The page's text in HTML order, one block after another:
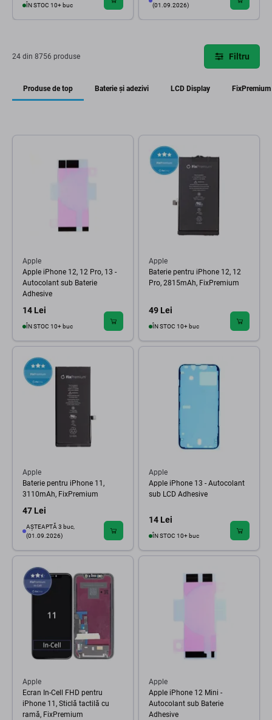
ÎN STOC 10+ buc
(01.09.2026)
24 din 8756 produse Filtru
Produse de top Baterie și adezivi LCD Display FixPremium
Apple
Apple iPhone 12, 12 Pro, 13 -
Autocolant sub Baterie
Adhesive
14 Lei
ÎN STOC 10+ buc
Apple
Baterie pentru iPhone 12, 12
Pro, 2815mAh, FixPremium
49 Lei
ÎN STOC 10+ buc
Apple
Baterie pentru iPhone 11,
3110mAh, FixPremium
47 Lei
AȘTEAPTĂ 3 buc,
(01.09.2026)
Apple
Apple iPhone 13 - Autocolant
sub LCD Adhesive
14 Lei
ÎN STOC 10+ buc
Apple
Ecran In-Cell FHD pentru
iPhone 11, Sticlă tactilă cu
ramă, FixPremium
Apple
Apple iPhone 12 Mini -
Autocolant sub Baterie
Adhesive